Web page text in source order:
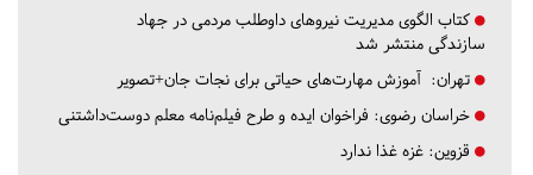
کتاب الگوی مدیریت نیروهای داوطلب مردمی در جهاد
سازندگی منتشر شد
تهران: آموزش مهارت‌های حیاتی برای نجات جان+تصویر
خراسان رضوی: فراخوان ایده و طرح فیلم‌نامه معلم دوست‌داشتنی
قزوین: غزه غذا ندارد